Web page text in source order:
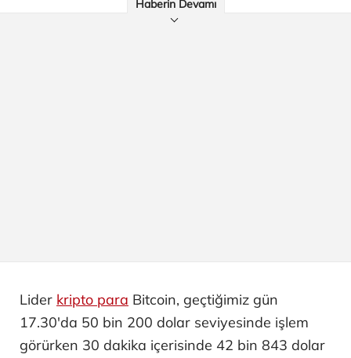
Haberin Devamı
Lider kripto para Bitcoin, geçtiğimiz gün
17.30'da 50 bin 200 dolar seviyesinde işlem
görürken 30 dakika içerisinde 42 bin 843 dolar